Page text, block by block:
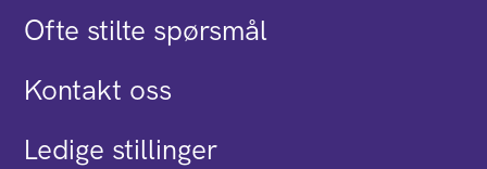
Ofte stilte spørsmål
Kontakt oss
Ledige stillinger